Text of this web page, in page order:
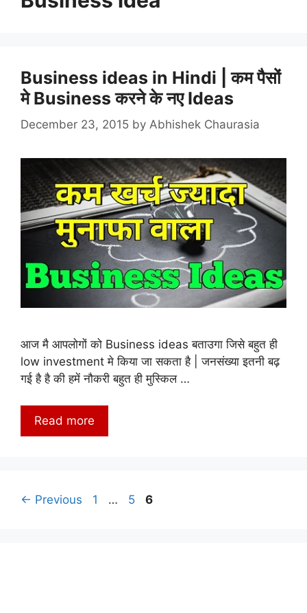
Business ideas in Hindi | कम पैसों
मे Business करने के नए Ideas
December 23, 2015 by Abhishek Chaurasia
आज मै आपलोगों को Business ideas बताउगा जिसे बहुत ही
low investment मे किया जा सकता है | जनसंख्या इतनी बढ़
गई है है की हमें नौकरी बहुत ही मुस्किल …
Read more
← Previous Page
1 … Page
5 Page
6